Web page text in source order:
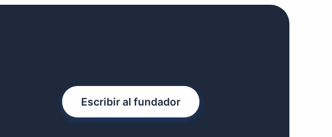
Escribir al fundador